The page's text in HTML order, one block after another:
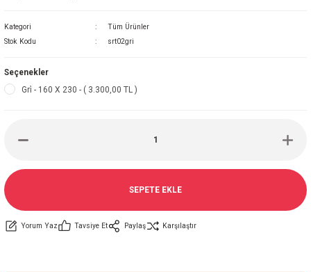
Kategori
Tüm Ürünler
Stok Kodu
srt02gri
Seçenekler
Gri̇ - 160 X 230 - ( 3.300,00 TL )
SEPETE EKLE
Yorum Yaz Tavsiye Et Paylaş Karşılaştır